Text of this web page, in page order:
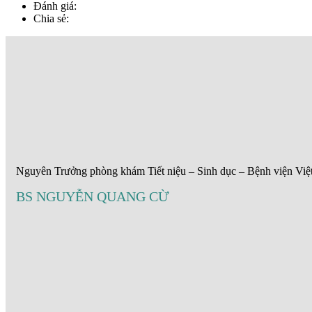
Đánh giá:
Chia sẻ:
Nguyên Trưởng phòng khám Tiết niệu – Sinh dục – Bệnh viện
BS NGUYỄN QUANG CỪ